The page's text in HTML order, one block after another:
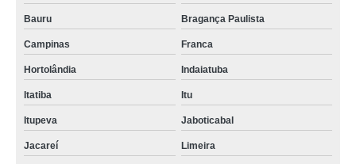
Bauru Bragança Paulista
Campinas Franca
Hortolândia Indaiatuba
Itatiba Itu
Itupeva Jaboticabal
Jacareí Limeira